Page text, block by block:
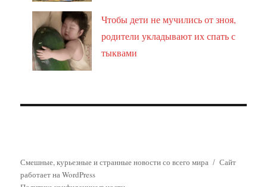
Чтобы дети не мучились от зноя,
родители укладывают их спать с
тыквами
Смешные, курьезные и странные новости со всего мира
Сайт
работает на WordPress